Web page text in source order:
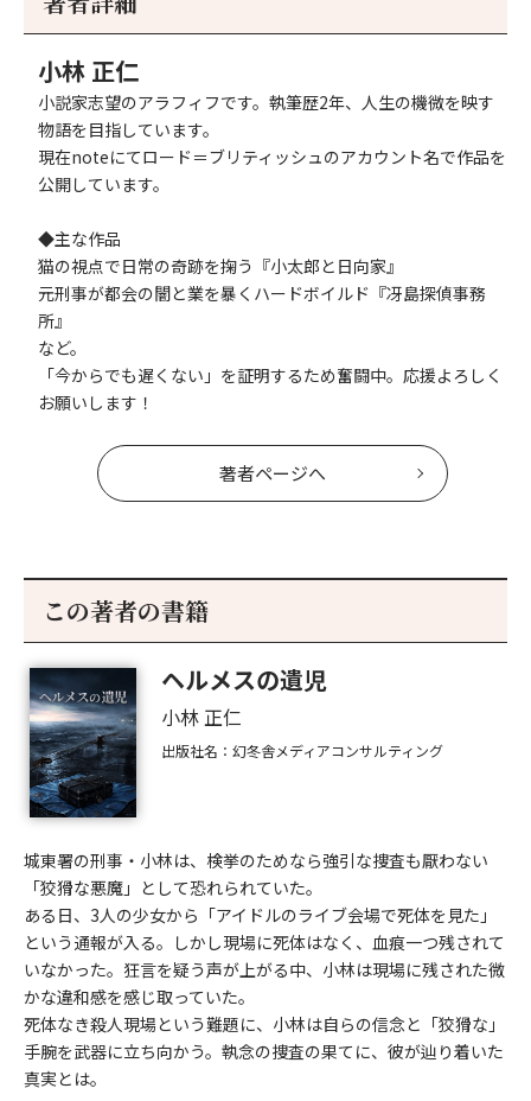
小林 正仁
小説家志望のアラフィフです。執筆歴2年、人生の機微を映す
物語を目指しています。
現在noteにてロード＝ブリティッシュのアカウント名で作品を
公開しています。
◆主な作品
猫の視点で日常の奇跡を掬う『小太郎と日向家』
元刑事が都会の闇と業を暴くハードボイルド『冴島探偵事務
所』
など。
「今からでも遅くない」を証明するため奮闘中。応援よろしく
お願いします！
著者ページへ
この著者の書籍
ヘルメスの遺児
小林 正仁
出版社名：幻冬舎メディアコンサルティング
城東署の刑事・小林は、検挙のためなら強引な捜査も厭わない
「狡猾な悪魔」として恐れられていた。
ある日、3人の少女から「アイドルのライブ会場で死体を見た」
という通報が入る。しかし現場に死体はなく、血痕一つ残されて
いなかった。狂言を疑う声が上がる中、小林は現場に残された微
かな違和感を感じ取っていた。
死体なき殺人現場という難題に、小林は自らの信念と「狡猾な」
手腕を武器に立ち向かう。執念の捜査の果てに、彼が辿り着いた
真実とは。